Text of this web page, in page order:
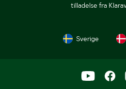
tilladelse fra
Sverige